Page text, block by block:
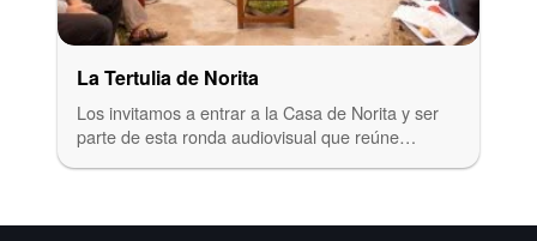
La Tertulia de Norita
Los invitamos a entrar a la Casa de Norita y ser
parte de esta ronda audiovisual que reúne…